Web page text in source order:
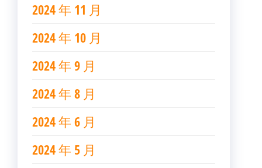
2024 年 11 月
2024 年 10 月
2024 年 9 月
2024 年 8 月
2024 年 6 月
2024 年 5 月